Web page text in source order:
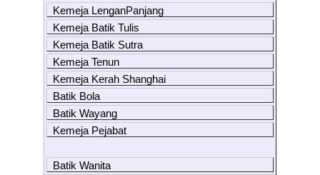
Kemeja LenganPanjang
Kemeja Batik Tulis
Kemeja Batik Sutra
Kemeja Tenun
Kemeja Kerah Shanghai
Batik Bola
Batik Wayang
Kemeja Pejabat
Batik Wanita